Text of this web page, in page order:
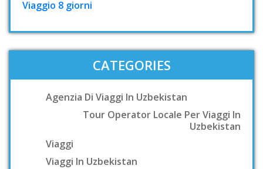
Viaggio 8 giorni
CATEGORIES
Agenzia Di Viaggi In Uzbekistan
Tour Operator Locale Per Viaggi In
Uzbekistan
Viaggi
Viaggi In Uzbekistan